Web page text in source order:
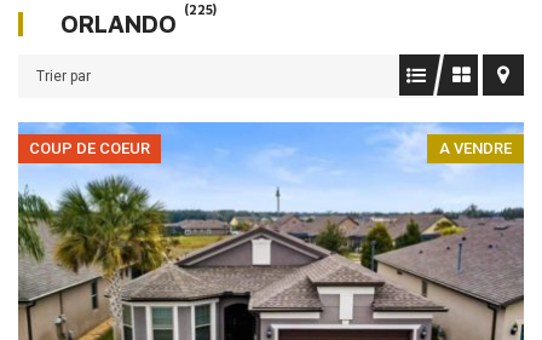
ORLANDO
(225)
Trier par
COUP DE COEUR A VENDRE